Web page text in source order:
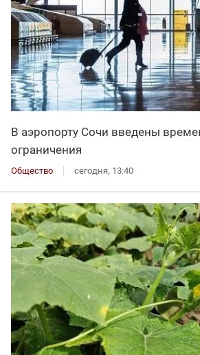
В аэропорту Сочи введены
ограничения
Общество сегодня, 13:40